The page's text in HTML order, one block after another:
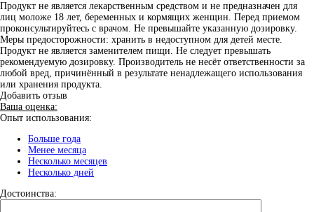
Продукт не является лекарственным средством и не предназначен для
лиц моложе 18 лет, беременных и кормящих женщин. Перед приемом
проконсультируйтесь с врачом. Не превышайте указанную дозировку.
Меры предосторожности: хранить в недоступном для детей месте.
Продукт не является заменителем пищи. Не следует превышать
рекомендуемую дозировку. Производитель не несёт ответственности за
любой вред, причинённый в результате ненадлежащего использования
или хранения продукта.
Добавить отзыв
Ваша оценка:
Опыт использования:
Больше года
Менее месяца
Несколько месяцев
Несколько дней
Достоинства: